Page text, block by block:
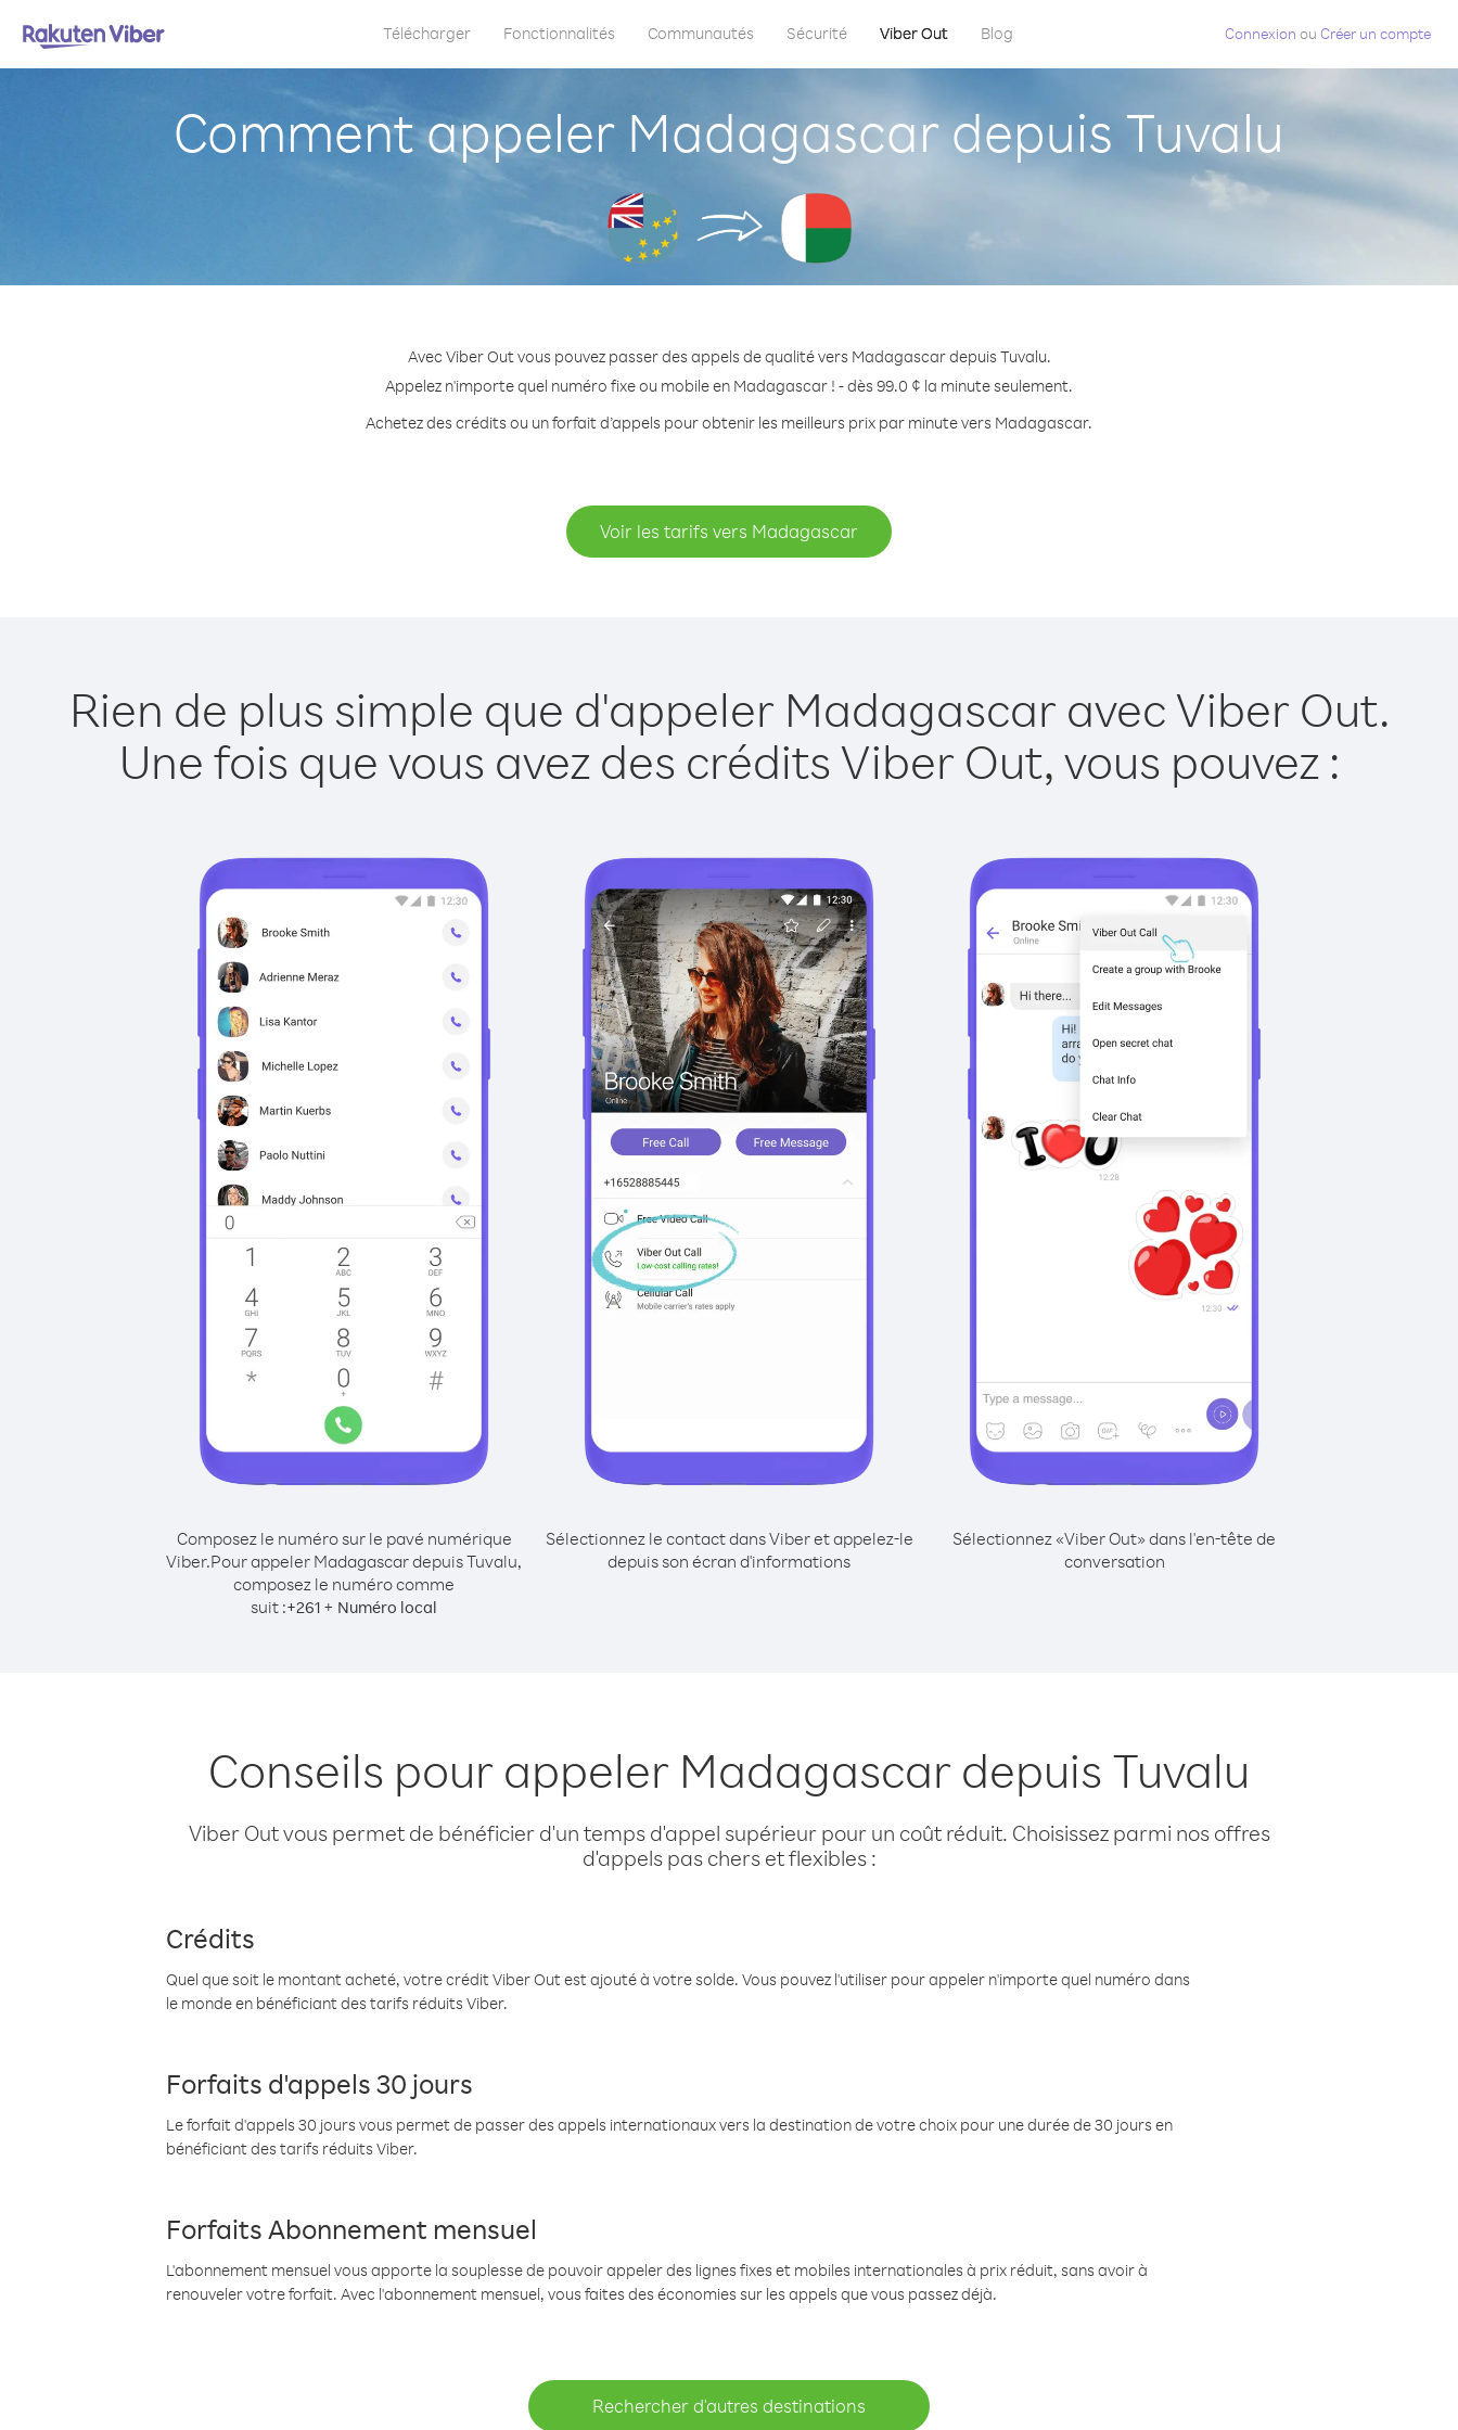
Télécharger Fonctionnalités Communautés Sécurité Viber Out Blog Connexion ou Créer un compte
Comment appeler Madagascar depuis Tuvalu
Avec Viber Out vous pouvez passer des appels de qualité vers Madagascar depuis Tuvalu.
Appelez n'importe quel numéro fixe ou mobile en Madagascar ! - dès 99.0 ¢ la minute seulement.
Achetez des crédits ou un forfait d’appels pour obtenir les meilleurs prix par minute vers Madagascar.
Voir les tarifs vers Madagascar
Rien de plus simple que d'appeler Madagascar avec Viber Out.
Une fois que vous avez des crédits Viber Out, vous pouvez :
Composez le numéro sur le pavé numérique
Viber.Pour appeler Madagascar depuis Tuvalu,
composez le numéro comme
suit :+261 + Numéro local
Sélectionnez le contact dans Viber et appelez-le
depuis son écran d'informations
Sélectionnez «Viber Out» dans l'en-tête de
conversation
Conseils pour appeler Madagascar depuis Tuvalu
Viber Out vous permet de bénéficier d'un temps d'appel supérieur pour un coût réduit. Choisissez parmi nos offres
d'appels pas chers et flexibles :
Crédits
Quel que soit le montant acheté, votre crédit Viber Out est ajouté à votre solde. Vous pouvez l'utiliser pour appeler n'importe quel numéro dans
le monde en bénéficiant des tarifs réduits Viber.
Forfaits d'appels 30 jours
Le forfait d'appels 30 jours vous permet de passer des appels internationaux vers la destination de votre choix pour une durée de 30 jours en
bénéficiant des tarifs réduits Viber.
Forfaits Abonnement mensuel
L'abonnement mensuel vous apporte la souplesse de pouvoir appeler des lignes fixes et mobiles internationales à prix réduit, sans avoir à
renouveler votre forfait. Avec l'abonnement mensuel, vous faites des économies sur les appels que vous passez déjà.
Rechercher d'autres destinations